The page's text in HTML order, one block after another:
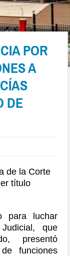
POR
A
DE
de la Corte
título
para luchar
que
presentó
funciones